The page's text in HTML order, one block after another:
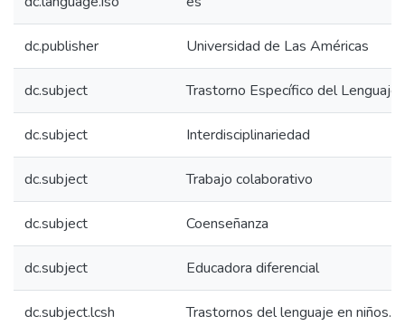
dc.publisher Universidad de Las Américas
dc.subject Trastorno Específico del Lenguaje
dc.subject Interdisciplinariedad
dc.subject Trabajo colaborativo
dc.subject Coenseñanza
dc.subject Educadora diferencial
dc.subject.lcsh Trastornos del lenguaje en niños.